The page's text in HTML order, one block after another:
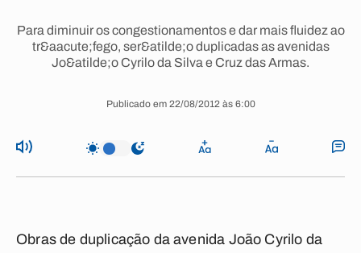
Para diminuir os congestionamentos e dar mais fluidez ao
tr&aacute;fego, ser&atilde;o duplicadas as avenidas
Jo&atilde;o Cyrilo da Silva e Cruz das Armas.
Publicado em 22/08/2012 às 6:00
Obras de duplicação da avenida João Cyrilo da